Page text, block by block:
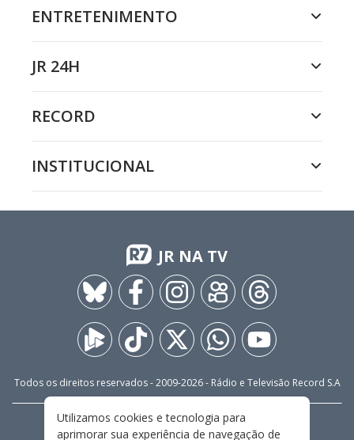
ENTRETENIMENTO
JR 24H
RECORD
INSTITUCIONAL
JR NA TV
Todos os direitos reservados - 2009-2026- Rádio e Televisão Record S.A
FALE CONOSCO
PRIVACIDADE
Utilizamos cookies e tecnologia para
aprimorar sua experiência de navegação de